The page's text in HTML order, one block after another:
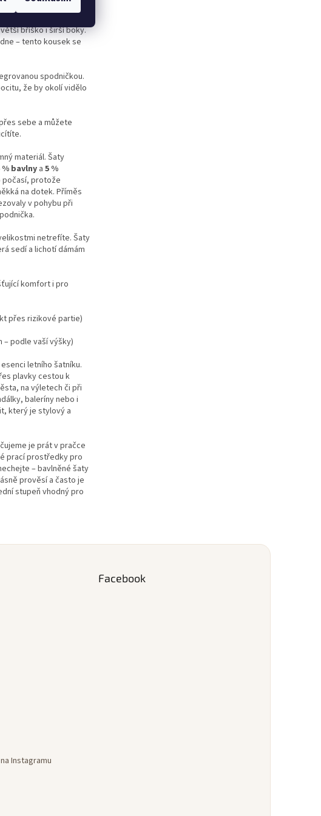
bříško i širší boky.
– tento kousek se
spodničkou.
že by okolí vidělo
sebe a můžete
materiál. Šaty
% bavlnya 5 %
počasí, protože
na dotek. Příměs
v pohybu při
netrefíte. Šaty
sedí a lichotí dámám
komfort i pro
přes rizikové partie)
– podle vaší výšky)
letního šatníku.
plavky cestou k
na výletech či při
baleríny nebo i
který je stylový a
je prát v pračce
prací prostředky pro
– bavlněné šaty
prověsí a často je
stupeň vhodný pro
Instagramu
Facebook